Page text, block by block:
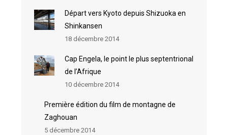
Départ vers Kyoto depuis Shizuoka en
Shinkansen
18 décembre 2014
Cap Engela, le point le plus septentrional
de l’Afrique
10 décembre 2014
Première édition du film de montagne de
Zaghouan
5 décembre 2014